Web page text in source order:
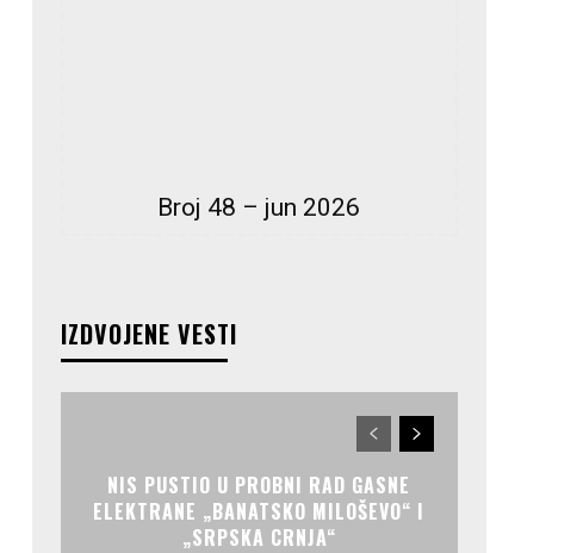
Broj 48 – jun 2026
IZDVOJENE VESTI
NIS PUSTIO U PROBNI RAD GASNE
ELEKTRANE „BANATSKO MILOŠEVO“ I
„SRPSKA CRNJA“